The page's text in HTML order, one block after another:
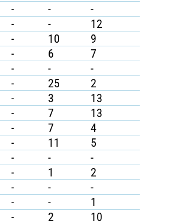
- -
-
- -
12
- 10
9
- 6
7
- -
-
- 25
2
- 3
13
- 7
13
- 7
4
- 11
5
- -
-
- 1
2
- -
-
- -
1
- 2
10